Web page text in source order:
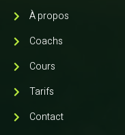
À propos
Coachs
Cours
Tarifs
Contact